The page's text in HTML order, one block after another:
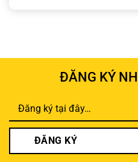
ĐĂNG KÝ
ĐĂNG KÝ